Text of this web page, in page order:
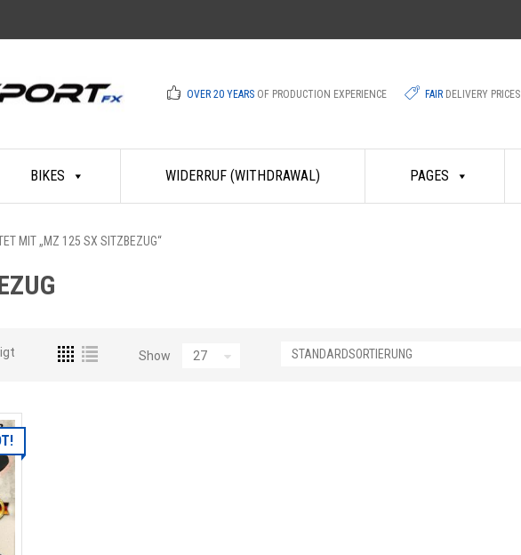
OVER 20 YEARS OF PRODUCTION EXPERIENCE FAIR DELIVERY PRICES
BIKES WIDERRUF (WITHDRAWAL) PAGES
MIT „MZ 125 SX SITZBEZUG“
Show